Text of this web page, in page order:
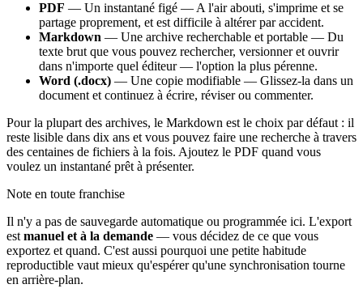
PDF — Un instantané figé — A l'air abouti, s'imprime et se
partage proprement, et est difficile à altérer par accident.
Markdown — Une archive recherchable et portable — Du
texte brut que vous pouvez rechercher, versionner et ouvrir
dans n'importe quel éditeur — l'option la plus pérenne.
Word (.docx) — Une copie modifiable — Glissez-la dans un
document et continuez à écrire, réviser ou commenter.
Pour la plupart des archives, le Markdown est le choix par défaut : il
reste lisible dans dix ans et vous pouvez faire une recherche à travers
des centaines de fichiers à la fois. Ajoutez le PDF quand vous
voulez un instantané prêt à présenter.
Note en toute franchise
Il n'y a pas de sauvegarde automatique ou programmée ici. L'export
est manuel et à la demande — vous décidez de ce que vous
exportez et quand. C'est aussi pourquoi une petite habitude
reproductible vaut mieux qu'espérer qu'une synchronisation tourne
en arrière-plan.